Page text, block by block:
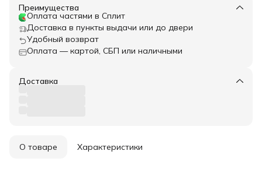
Преимущества
Оплата частями в Сплит
Доставка в пункты выдачи или до двери
Удобный возврат
Оплата — картой, СБП или наличными
Доставка
О товаре Характеристики